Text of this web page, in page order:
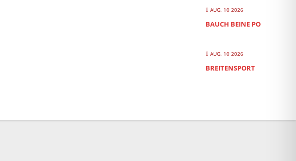
AUG. 10 2026
BAUCH BEINE PO
AUG. 10 2026
BREITENSPORT